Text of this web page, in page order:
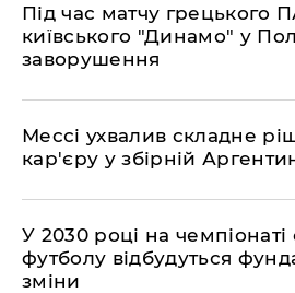
Під час матчу грецького
київського "Динамо" у
заворушення
Мессі ухвалив складне
кар'єру у збірній
У 2030 році на чемпіонаті
футболу відбудуться
зміни